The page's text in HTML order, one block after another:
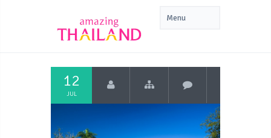
12
JUL